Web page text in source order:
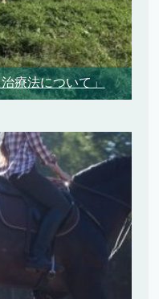
療法について」